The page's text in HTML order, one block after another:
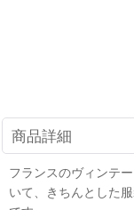
商品詳細
フランスのヴィンテ
いて、きちんとした